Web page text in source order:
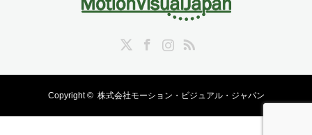
RSS
Copyright © 株式会社モーション・ビジュアル・ジャパン